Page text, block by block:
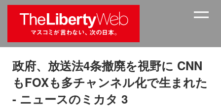
政府、放送法4条撤廃を視野に CNN
もFOXも多チャンネル化で生まれた
- ニュースのミカタ 3